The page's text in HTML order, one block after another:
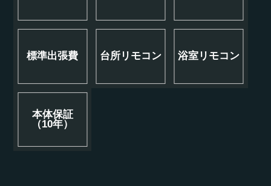
標準出張費 台所リモコン 浴室リモコン
本体保証
（10年）